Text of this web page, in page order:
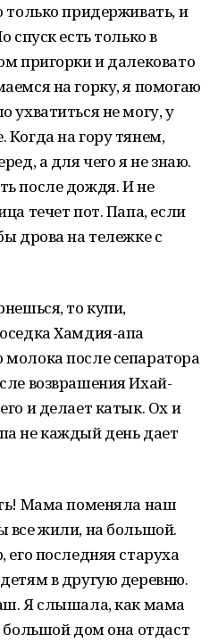
только придерживать, и
спуск есть только в
пригорки и далековато
на горку, я помогаю
ухватиться не могу, у
на гору тянем,
а для чего я не знаю.
после дождя. И не
течет пот. Папа, если
дрова на тележке с
то купи,
Хамдия-апа
после сепаратора
возврашения Ихай-
и делает катык. Ох и
не каждый день дает
Мама поменяла наш
все жили, на большой.
его последняя старуха
в другую деревню.
Я слышала, как мама
большой дом она отдаст